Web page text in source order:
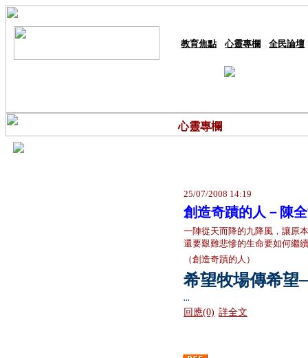
教育焦點 心靈專欄 全民論壇
心靈專欄
25/07/2008 14:19
創造奇蹟的人－陳
一陣從天而降的九降風，讓原
還要艱難悲慘的生命要如何繼
（創造奇蹟的人）
希望牧場傳希望
...
回應(0) 詳全文